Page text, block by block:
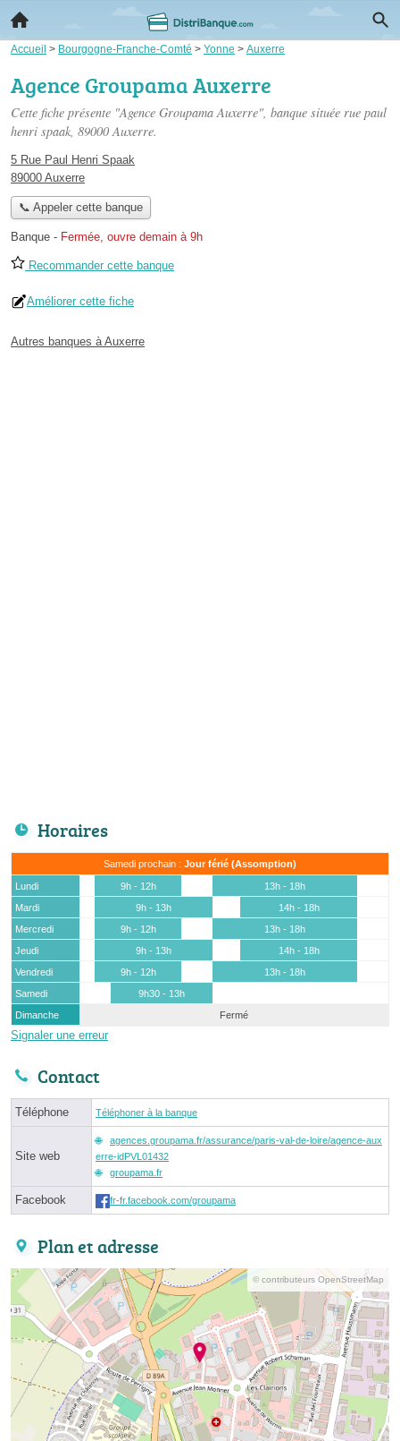
Accueil > Bourgogne-Franche-Comté > Yonne > Auxerre
Agence Groupama Auxerre
Cette fiche présente "Agence Groupama Auxerre", banque située rue paul
henri spaak, 89000 Auxerre.
5 Rue Paul Henri Spaak
89000 Auxerre
📞 Appeler cette banque
Banque - Fermée, ouvre demain à 9h
Recommander cette banque
Améliorer cette fiche
Autres banques à Auxerre
Horaires
Samedi prochain : Jour férié (Assomption)
Lundi 9h - 12h
13h - 18h
Mardi
9h - 13h
14h - 18h
Mercredi
9h - 12h
13h - 18h
Jeudi
9h - 13h
14h - 18h
Vendredi
9h - 12h
13h - 18h
Samedi
9h30 - 13h
Dimanche
Fermé
Signaler une erreur
Contact
Téléphone Téléphoner à la banque
Site web
agences.groupama.fr/assurance/paris-val-de-loire/agence-aux
erre-idPVL01432
groupama.fr
Facebook fr-fr.facebook.com/groupama
Plan et adresse
© contributeurs OpenStreetMap